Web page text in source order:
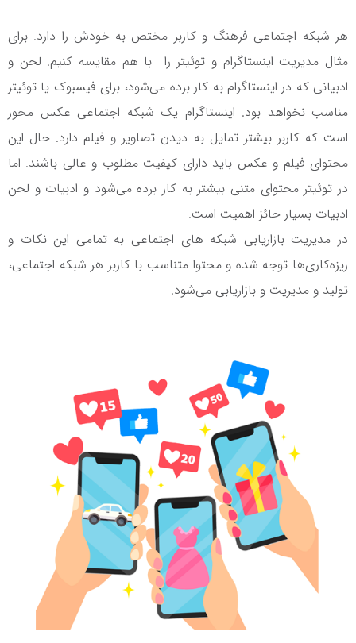
هر شبکه اجتماعی فرهنگ و کاربر مختص به خودش را دارد. برای
مثال مدیریت اینستاگرام و توئیتر را با هم مقایسه کنیم. لحن و
ادبیانی که در اینستاگرام به کار برده می‌شود، برای فیسبوک یا توئیتر
مناسب نخواهد بود. اینستاگرام یک شبکه اجتماعی عکس محور
است که کاربر بیشتر تمایل به دیدن تصاویر و فیلم دارد. حال این
محتوای فیلم و عکس باید دارای کیفیت مطلوب و عالی باشند. اما
در توئیتر محتوای متنی بیشتر به کار برده می‌شود و ادبیات و لحن
ادبیات بسیار حائز اهمیت است.
در مدیریت بازاریابی شبکه های اجتماعی به تمامی این نکات و
ریزه‌کاری‌ها توجه شده و محتوا متناسب با کاربر هر شبکه اجتماعی،
تولید و مدیریت و بازاریابی می‌شود.